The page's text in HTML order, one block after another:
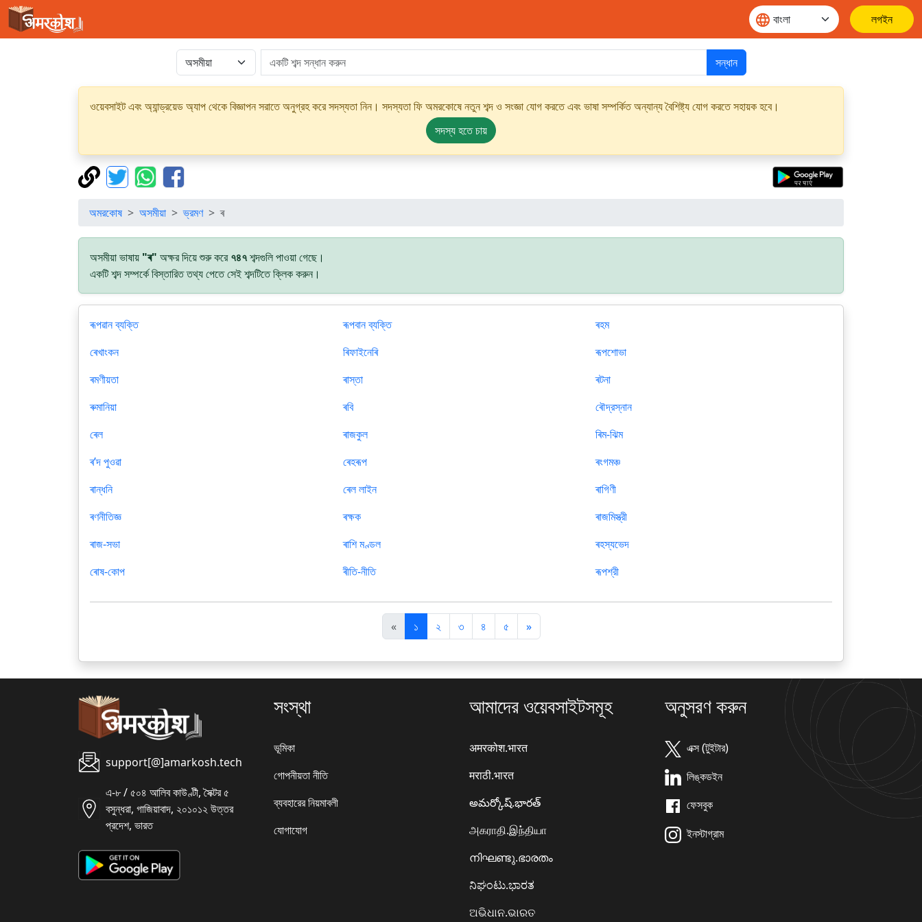
লগইন
সন্ধান
ওয়েবসাইট এবং অ্যান্ড্রয়েড অ্যাপ থেকে বিজ্ঞাপন সরাতে অনুগ্রহ করে সদস্যতা নিন। সদস্যতা ফি অমরকোষে নতুন শব্দ ও সংজ্ঞা যোগ করতে এবং ভাষা সম্পর্কিত অন্যান্য বৈশিষ্ট্য যোগ করতে সহায়ক হবে।
সদস্য হতে চায়
অমরকোষ অসমীয়া ভ্রমণ ৰ
অসমীয়া ভাষায় "ৰ" অক্ষর দিয়ে শুরু করে৭৪৭শব্দগুলি পাওয়া গেছে।
একটি শব্দ সম্পর্কে বিস্তারিত তথ্য পেতে সেই শব্দটিতে ক্লিক করুন।
ৰূপৱান ব্যক্তি
ৰেখাংকন
ৰমণীয়তা
ৰুমানিয়া
ৰেল
ৰʼদ পুওৱা
ৰান্ধনি
ৰণনীতিজ্ঞ
ৰাজ-সভা
ৰোষ-কোপ
ৰূপবান ব্যক্তি
ৰিফাইনেৰি
ৰাস্তা
ৰবি
ৰাজকুল
ৰেহৰূপ
ৰেল লাইন
ৰক্ষক
ৰাশি মণ্ডল
ৰীতি-নীতি
ৰহম
ৰূপশোভা
ৰটনা
ৰৌদ্রস্নান
ৰিম-ঝিম
ৰংগমঞ্চ
ৰাগিণী
ৰাজমিস্ত্রী
ৰহস্যভেদ
ৰূপশ্রী
«पि
छ
ला
১ ২ ৩ ৪ ৫ »अ
ग
ला
support[@]amarkosh.tech
এ-৮ / ৫০৪ আলিব কাউণ্টী, সৈক্টর ৫
বসুন্ধরা, গাজিয়াবাদ, ২০১০১২ উত্তর
প্রদেশ, ভারত
সংস্থা
ভূমিকা
গোপনীয়তা নীতি
ব্যবহারের নিয়মাবলী
যোগাযোগ
আমাদের ওয়েবসাইটসমূহ
अमरकोश.भारत
मराठी.भारत
అమర్కోష్.భారత్
அகராதி.இந்தியா
നിഘണ്ടു.ഭാരതം
ನಿಘಂಟು.ಭಾರತ
ଅଭିଧାନ.ଭାରତ
অনুসরণ করুন
এক্স (টুইটার)
লিঙ্কডইন
ফেসবুক
ইনস্টাগ্রাম